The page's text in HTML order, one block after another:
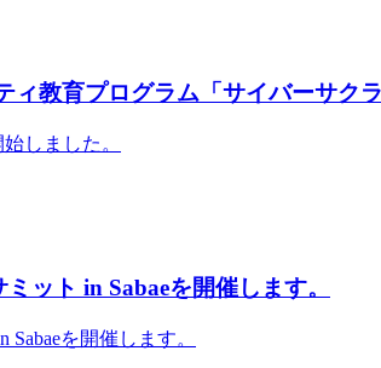
教育プログラム「サイバーサク
しました。
ット in Sabaeを開催します。
を開催します。